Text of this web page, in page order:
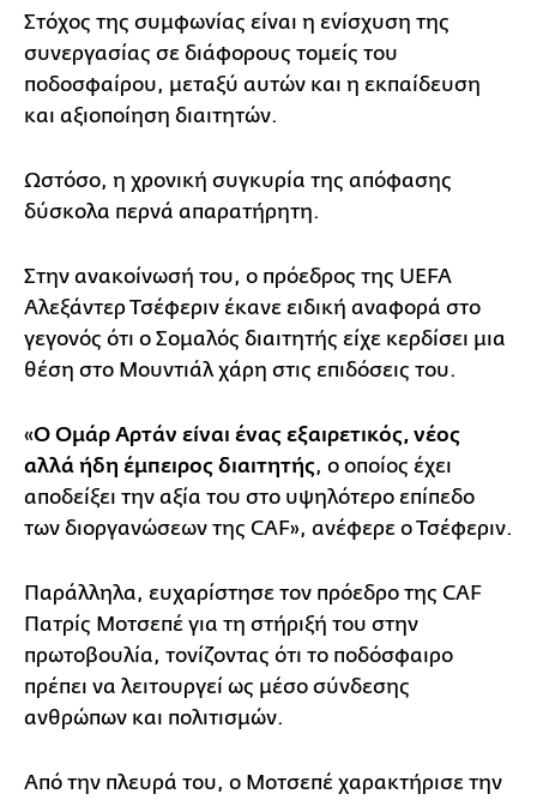
Στόχος της συμφωνίας είναι η ενίσχυση της
συνεργασίας σε διάφορους τομείς του
ποδοσφαίρου, μεταξύ αυτών και η εκπαίδευση
και αξιοποίηση διαιτητών.
Ωστόσο, η χρονική συγκυρία της απόφασης
δύσκολα περνά απαρατήρητη.
Στην ανακοίνωσή του, ο πρόεδρος της UEFA
Αλεξάντερ Τσέφεριν έκανε ειδική αναφορά στο
γεγονός ότι ο Σομαλός διαιτητής είχε κερδίσει μια
θέση στο Μουντιάλ χάρη στις επιδόσεις του.
«Ο Ομάρ Αρτάν είναι ένας εξαιρετικός, νέος
αλλά ήδη έμπειρος διαιτητής, ο οποίος έχει
αποδείξει την αξία του στο υψηλότερο επίπεδο
των διοργανώσεων της CAF», ανέφερε ο Τσέφεριν.
Παράλληλα, ευχαρίστησε τον πρόεδρο της CAF
Πατρίς Μοτσεπέ για τη στήριξή του στην
πρωτοβουλία, τονίζοντας ότι το ποδόσφαιρο
πρέπει να λειτουργεί ως μέσο σύνδεσης
ανθρώπων και πολιτισμών.
Από την πλευρά του, ο Μοτσεπέ χαρακτήρισε την